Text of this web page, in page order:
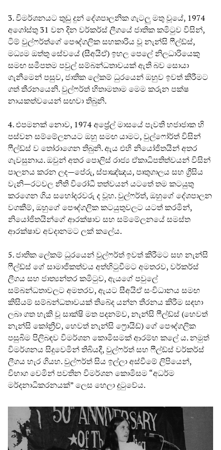
3. විමර්ශනයට තුඩු දුන් දේශපාලනික ගැටලු මතු වූයේ, 1974
අගෝස්තු 31 වන දින වර්කර්ස් ලීගයේ ජාතික කමිටුව විසින්,
ටිම් වුල්ෆර්ත්ගේ පෞද්ගලික සහකාරිය වූ නැන්සි ෆීල්ඩ්ස්,
මධ්‍යම ඔත්තු සේවයේ (සීඅයිඒ) ඉහල පෙලේ නිලධාරියෙකු
සමඟ සමීපතම පවුල් සම්බන්ධතාවයක් ඇති බව සොයා
ගැනීමෙන් පසුව, ජාතික ලේකම් ධුරයෙන් ඔහුව ඉවත් කිරීමට
ගත් තීරනයෙනි. වුල්ෆර්ත් හිතාමතාම මෙම කරුන පක්ෂ
නායකත්වයෙන් සඟවා තිබුනි.
4. එපමනක් නොව, 1974 අප්‍රේල් මාසයේ පැවති හජාජාක හි
පස්වන සම්මේලනයට ඔහු සමඟ යාමට, වුල්ෆෝර්ත් විසින්
ෆීල්ඩ්ස් ව තෝරාගෙන තිබුනි. ඇය එහි නියෝජිතයින් අතර
ගැවසුනාය. ඔවුන් අතර පොලිස් රාජ්‍ය ඒකාධිපතිත්වයන් විසින්
පාලනය කරන ලද—පේරු, ස්පාඤ්ඤය, පෘතුගාලය සහ ග්‍රීසිය
වැනි—රටවල නීති විරෝධී තත්වයන් යටතේ තම කටයුතු
කරගෙන ගිය සහෝදරවරු ද වූහ. වුල්ෆර්ත්, ඔහුගේ දේශපාලන
වගකීම්, ඔහුගේ පෞද්ගලික කටයුතුවලට යටත් කරමින්,
නියෝජිතයින්ගේ ආරක්ෂාව සහ සම්මේලනයේ සමස්ත
ආරක්ෂාව අවදානමට ලක් කලේය.
5. ජාතික ලේකම් ධුරයෙන් වුල්ෆර්ත් ඉවත් කිරීමට සහ නැන්සි
ෆීල්ඩ්ස් ගේ සාමාජිකත්වය අත්හිටුවීමට අමතරව, වර්කර්ස්
ලීගය සහ ජාත්‍යන්තර කමිටුව, ඇයගේ පවුලේ
සම්බන්ධතාවලට අමතරව, ඇයට සීඅයිඒ සංවිධානය සමඟ
කිසියම් සම්බන්ධතාවයක් තිබේද යන්න තීරනය කිරීම සඳහා
ලබා ගත හැකි වූ සාක්ෂි මත පදනම්ව, නැන්සි ෆීල්ඩ්ස් (හෙවත්
නැන්සි කෝන්‍රීච්, හෙවත් නැන්සි ෆ්‍රොයිඩ්) ගේ පෞද්ගලික
පසුබිම පිලිබඳව විමර්ශන කොමිසමක් ආරම්භ කලේ ය. නමුත්
විමර්ශනය සිදුවෙමින් තිබියදී, වුල්ෆර්ත් සහ ෆීල්ඩ්ස් වර්කර්ස්
ලීගය හැර ගියහ. වුල්ෆර්ත් සිය ඉල්ලා අස්වීමේ ලිපියෙන්,
විභාග වෙමින් පවතින විමර්ශන කොමිසම “අධර්ම
මර්දනාධිකරනයක්” ලෙස හෙලා දුටුවේය.